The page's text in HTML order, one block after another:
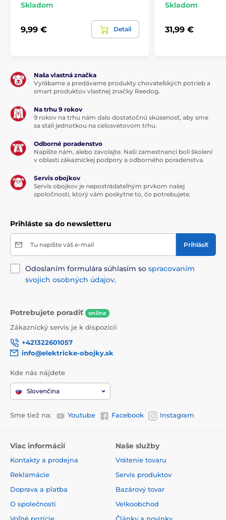
Skladom
9,99 € Detail
Skladom
31,99 €
Naša vlastná značka
Vyrábame a predávame produkty chovateľských potrieb a
smart produktov vlastnej značky Reedog.
Na trhu 9 rokov
9 rokov na trhu nám dalo dostatočnú skúsenosť, aby sme
sa stali jednotkou na celosvetovom trhu.
Odborné poradenstvo
Napíšte nám, alebo zavolajte. Naši zamestnanci boli školení
v oblasti zákazníckej podpory a odborného poradenstva.
Servis obojkov
Servis obojkov je nepostrádateľným prvkom našej
spoločnosti, ktorý vám poskytne to, čo potrebujete.
Prihláste sa do newsletteru
Tu napíšte váš e-mail Prihlásiť
Odoslaním formulára súhlasím so spracovaním
svojich osobných údajov.
Potrebujete poradiť online
Zákaznický servis je k dispozícii
+421322601057
info@elektricke-obojky.sk
Kde nás nájdete
Slovenčina
Sme tiež na: Youtube Facebook Instagram
Viac informácií
Kontakty a prodejna
Reklamácie
Doprava a platba
O společnosti
Voľné pozície
Naše služby
Vrátenie tovaru
Servis produktov
Bazárový tovar
Velkoobchod
Články a novinky